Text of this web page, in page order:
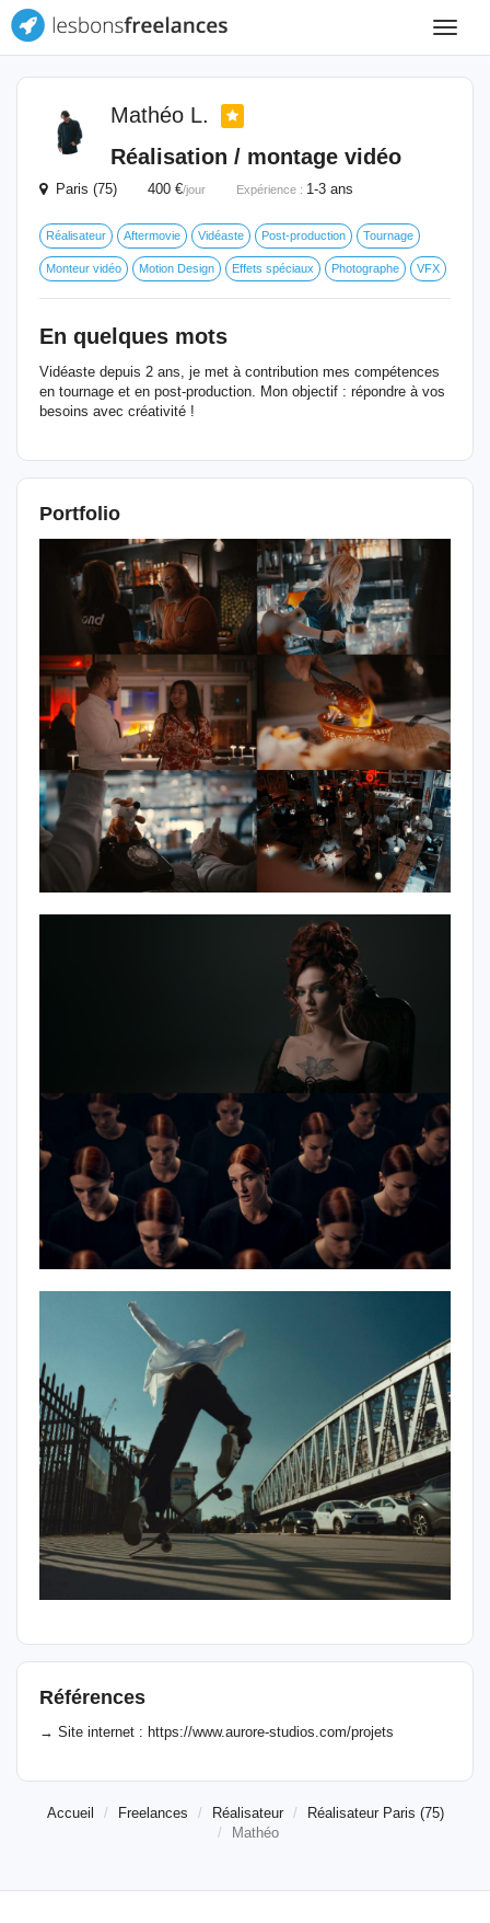
Toggle
Mathéo L.
Réalisation / montage vidéo
Paris (75) 400 €/jour Expérience : 1-3 ans
Réalisateur Aftermovie Vidéaste Post-production Tournage
Monteur vidéo Motion Design Effets spéciaux Photographe VFX
En quelques mots
Vidéaste depuis 2 ans, je met à contribution mes compétences
en tournage et en post-production. Mon objectif : répondre à vos
besoins avec créativité !
Portfolio
Références
→ Site internet : https://www.aurore-studios.com/projets
Accueil Freelances Réalisateur
Réalisateur Paris (75)
Mathéo